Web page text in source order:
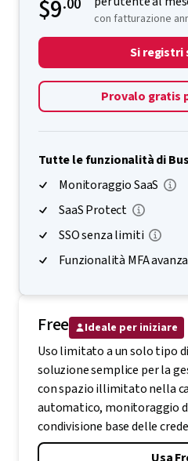
aziende, con un maggiore
$9.00 per utente al
con fatturazione
Si registri
Provalo gratis
Funzionalità MFA
Free Ideale per iniziare
Uso limitato a un solo tipo
soluzione semplice per la
con spazio illimitato nella
automatico, monitoraggio